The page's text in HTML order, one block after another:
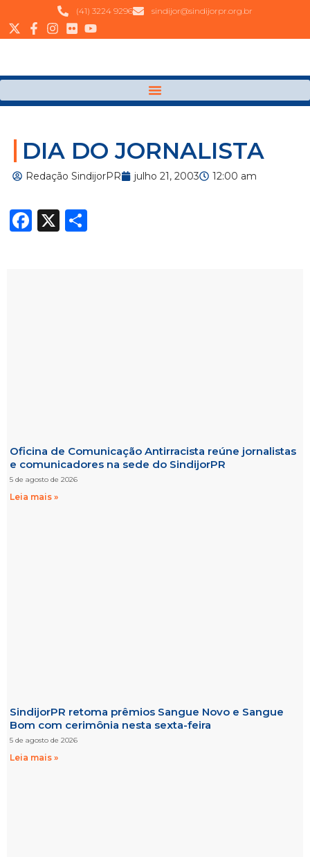
(41) 3224 9296 sindijor@sindijorpr.org.br
DIA DO JORNALISTA
Redação SindijorPR julho 21, 2003 12:00 am
Facebook
X
Oficina de Comunicação Antirracista reúne jornalistas
e comunicadores na sede do SindijorPR
5 de agosto de 2026
Leia mais »
SindijorPR retoma prêmios Sangue Novo e Sangue
Bom com cerimônia nesta sexta-feira
5 de agosto de 2026
Leia mais »